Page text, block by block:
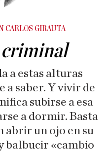
CARLOS GIRAUTA
a estas alturas
a saber. Y vivir de
subirse a esa
a dormir. Basta
abrir un ojo en su
balbucir «cambio